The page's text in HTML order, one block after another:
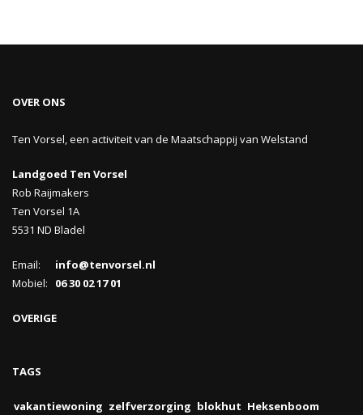
OVER ONS
Ten Vorsel, een activiteit van de Maatschappij van Welstand
Landgoed Ten Vorsel
Rob Raijmakers
Ten Vorsel 1A
5531 ND Bladel
Email:
info@tenvorsel.nl
Mobiel: 06 30 02 17 01
OVERIGE
TAGS
vakantiewoning zelfverzorging blokhut Heksenboom